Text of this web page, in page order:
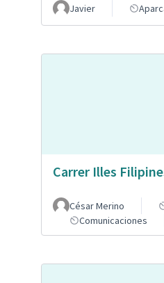
Javier
Carrer Illes
César Merino
Comunicaciones